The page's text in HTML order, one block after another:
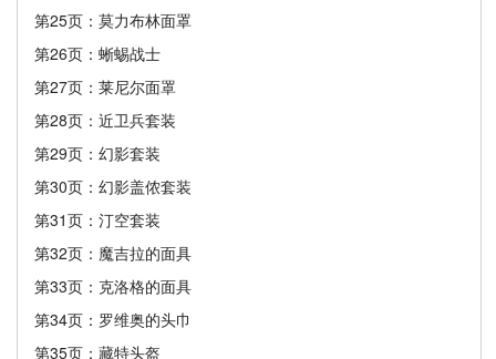
第25页：莫力布林面罩
第26页：蜥蜴战士
第27页：莱尼尔面罩
第28页：近卫兵套装
第29页：幻影套装
第30页：幻影盖侬套装
第31页：汀空套装
第32页：魔吉拉的面具
第33页：克洛格的面具
第34页：罗维奥的头巾
第35页：藏特头盔